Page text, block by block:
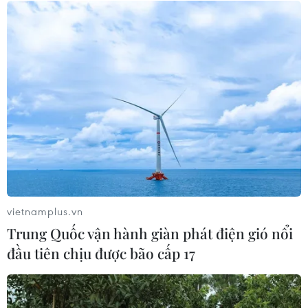
PODCAST MỚI NHẤT
Mưa dông khiến hàng
chục chuyến bay tới Nội
Houthi bị nghi đứng sau
vụ tấn công đánh chìm
vietnamplus.vn
Trung Quốc vận hành giàn phát điện gió nổi
đầu tiên chịu được bão cấp 17